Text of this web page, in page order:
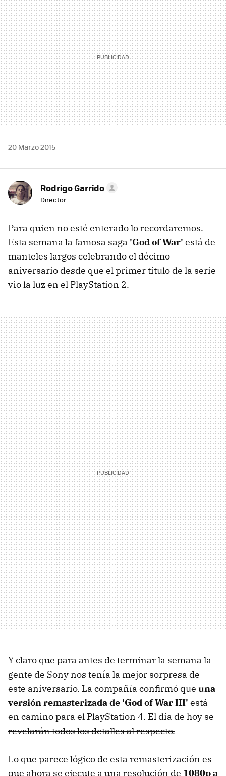
20 Marzo 2015
Rodrigo Garrido
Director
Para quien no esté enterado lo recordaremos.
Esta semana la famosa saga 'God of War' está de
manteles largos celebrando el décimo
aniversario desde que el primer título de la serie
vio la luz en el PlayStation 2.
Y claro que para antes de terminar la semana la
gente de Sony nos tenía la mejor sorpresa de
este aniversario. La compañía confirmó que una
versión remasterizada de 'God of War III' está
en camino para el PlayStation 4. El día de hoy se
revelarán todos los detalles al respecto.
Lo que parece lógico de esta remasterización es
que ahora se ejecute a una resolución de 1080p a